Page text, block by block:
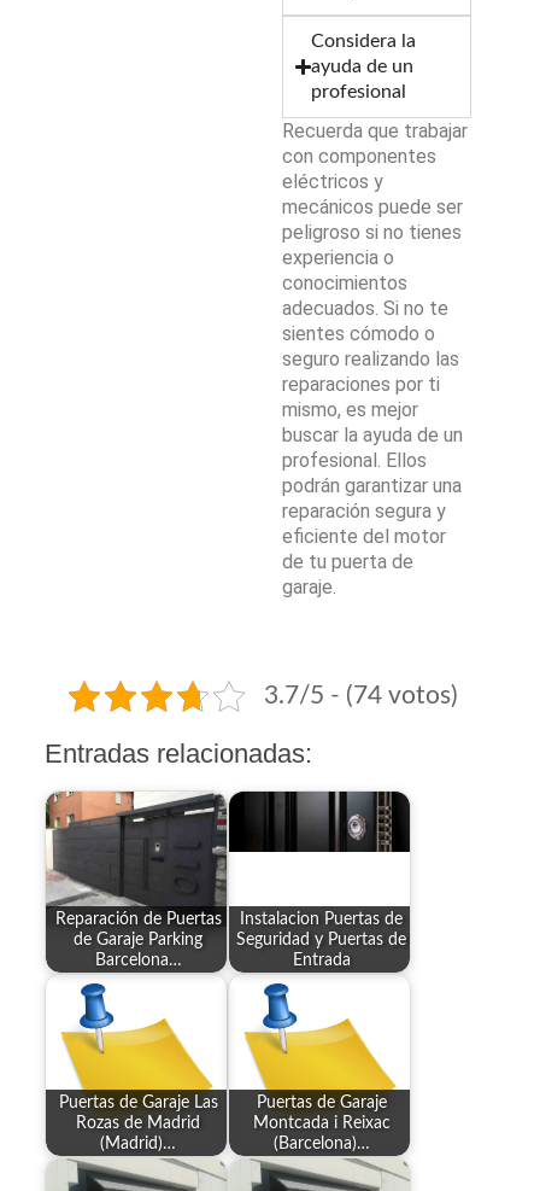
Considera la
ayuda de un
profesional
Recuerda que trabajar
con componentes
eléctricos y
mecánicos puede ser
peligroso si no tienes
experiencia o
conocimientos
adecuados. Si no te
sientes cómodo o
seguro realizando las
reparaciones por ti
mismo, es mejor
buscar la ayuda de un
profesional. Ellos
podrán garantizar una
reparación segura y
eficiente del motor
de tu puerta de
garaje.
3.7/5 - (74 votos)
Entradas relacionadas:
Reparación de Puertas
de Garaje Parking
Barcelona…
Instalacion Puertas de
Seguridad y Puertas de
Entrada
Puertas de Garaje Las
Rozas de Madrid
(Madrid)…
Puertas de Garaje
Montcada i Reixac
(Barcelona)…